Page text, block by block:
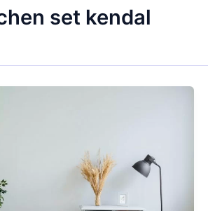
set kendal